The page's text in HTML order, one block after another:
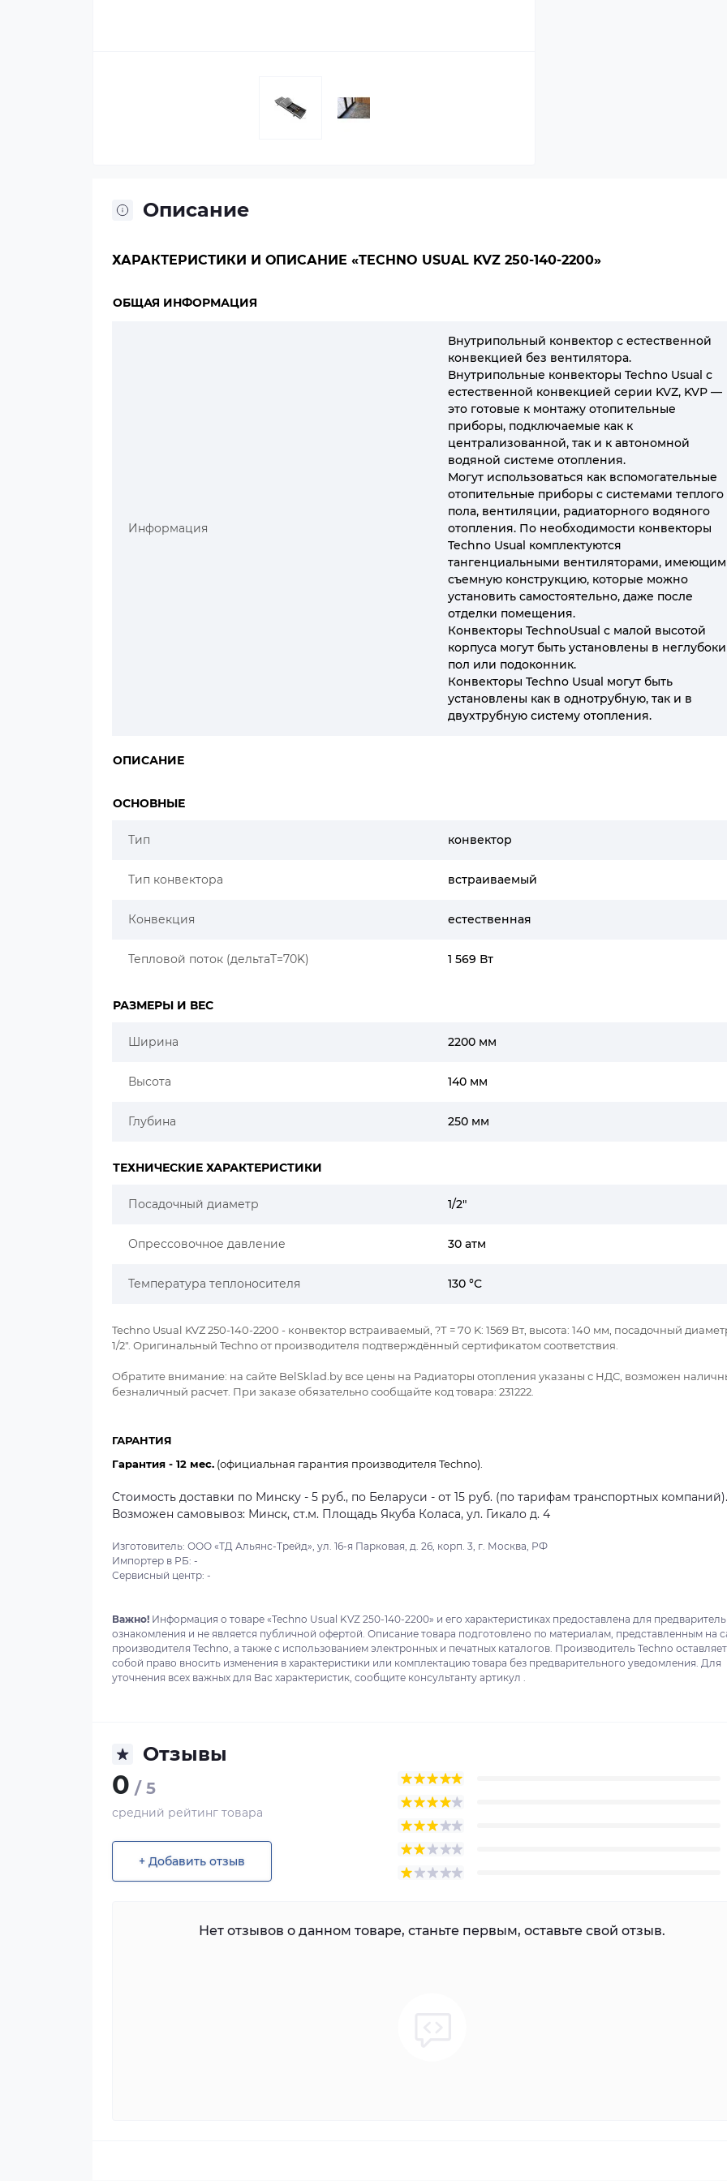
Описание
ХАРАКТЕРИСТИКИ И ОПИСАНИЕ «TECHNO USUAL KVZ 250-140-2200»
ОБЩАЯ ИНФОРМАЦИЯ
Информация
Внутрипольный конвектор с естественной
конвекцией без вентилятора.
Внутрипольные конвекторы Techno Usual с
естественной конвекцией серии KVZ, KVP —
это готовые к монтажу отопительные
приборы, подключаемые как к
централизованной, так и к автономной
водяной системе отопления.
Могут использоваться как вспомогательные
отопительные приборы с системами теплого
пола, вентиляции, радиаторного водяного
отопления. По необходимости конвекторы
Techno Usual комплектуются
тангенциальными вентиляторами,
съемную конструкцию, которые можно
установить самостоятельно, даже после
отделки помещения.
Конвекторы TechnoUsual с малой высотой
корпуса могут быть установлены в
пол или подоконник.
Конвекторы Techno Usual могут быть
установлены как в однотрубную, так и в
двухтрубную систему отопления.
ОПИСАНИЕ
ОСНОВНЫЕ
Тип конвектор
Тип конвектора встраиваемый
Конвекция естественная
Тепловой поток (дельтаT=70K) 1 569 Вт
РАЗМЕРЫ И ВЕС
Ширина 2200 мм
Высота 140 мм
Глубина 250 мм
ТЕХНИЧЕСКИЕ ХАРАКТЕРИСТИКИ
Посадочный диаметр 1/2"
Опрессовочное давление 30 атм
Температура теплоносителя 130 °C
Techno Usual KVZ 250-140-2200 - конвектор встраиваемый, ?Т = 70 K: 1569 Вт, высота: 140 мм, посадочный
1/2". Оригинальный Techno от производителя подтверждённый сертификатом соответствия.
Обратите внимание: на сайте BelSklad.by все цены на Радиаторы отопления указаны с НДС, возможен
безналичный расчет. При заказе обязательно сообщайте код товара: 231222.
ГАРАНТИЯ
Гарантия - 12 мес. (официальная гарантия производителя Techno).
Стоимость доставки по Минску - 5 руб., по Беларуси - от 15 руб. (по тарифам транспортных компаний).
Возможен самовывоз: Минск, ст.м. Площадь Якуба Коласа, ул. Гикало д. 4
Изготовитель: ООО «ТД Альянс-Трейд», ул. 16-я Парковая, д. 26, корп. 3, г. Москва, РФ
Импортер в РБ: -
Сервисный центр: -
Важно! Информация о товаре «Techno Usual KVZ 250-140-2200» и его характеристиках предоставлена для
ознакомления и не является публичной офертой. Описание товара подготовлено по материалам, представленным на
производителя Techno, а также с использованием электронных и печатных каталогов. Производитель Techno оставляет
собой право вносить изменения в характеристики или комплектацию товара без предварительного уведомления. Для
уточнения всех важных для Вас характеристик, сообщите консультанту артикул .
Отзывы
0 / 5
средний рейтинг товара
+ Добавить отзыв
Нет отзывов о данном товаре, станьте первым, оставьте свой отзыв.